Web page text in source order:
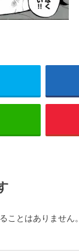
ことはありません。